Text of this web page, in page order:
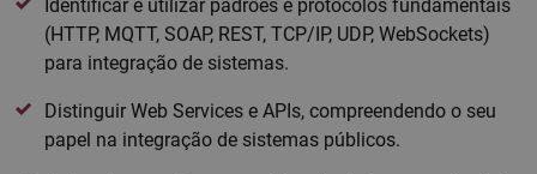
Identificar e utilizar padrões e protocolos fundamentais
(HTTP, MQTT, SOAP, REST, TCP/IP, UDP, WebSockets)
para integração de sistemas.
Distinguir Web Services e APIs, compreendendo o seu
papel na integração de sistemas públicos.